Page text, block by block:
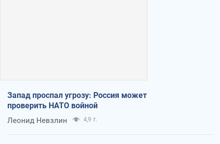
Запад проспал угрозу: Россия может
проверить НАТО войной
Леонид Невзлин 4,9 т.